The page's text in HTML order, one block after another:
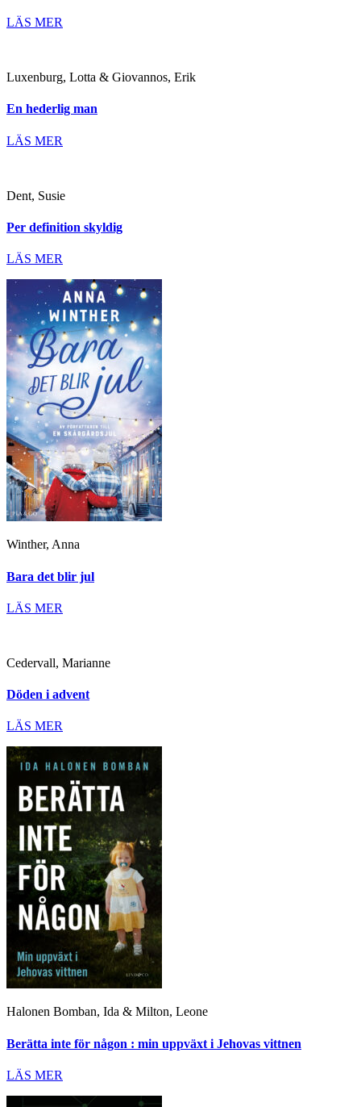
LÄS MER
Luxenburg, Lotta & Giovannos, Erik
En hederlig man
LÄS MER
Dent, Susie
Per definition skyldig
LÄS MER
Winther, Anna
Bara det blir jul
LÄS MER
Cedervall, Marianne
Döden i advent
LÄS MER
Halonen Bomban, Ida & Milton, Leone
Berätta inte för någon : min uppväxt i Jehovas vittnen
LÄS MER